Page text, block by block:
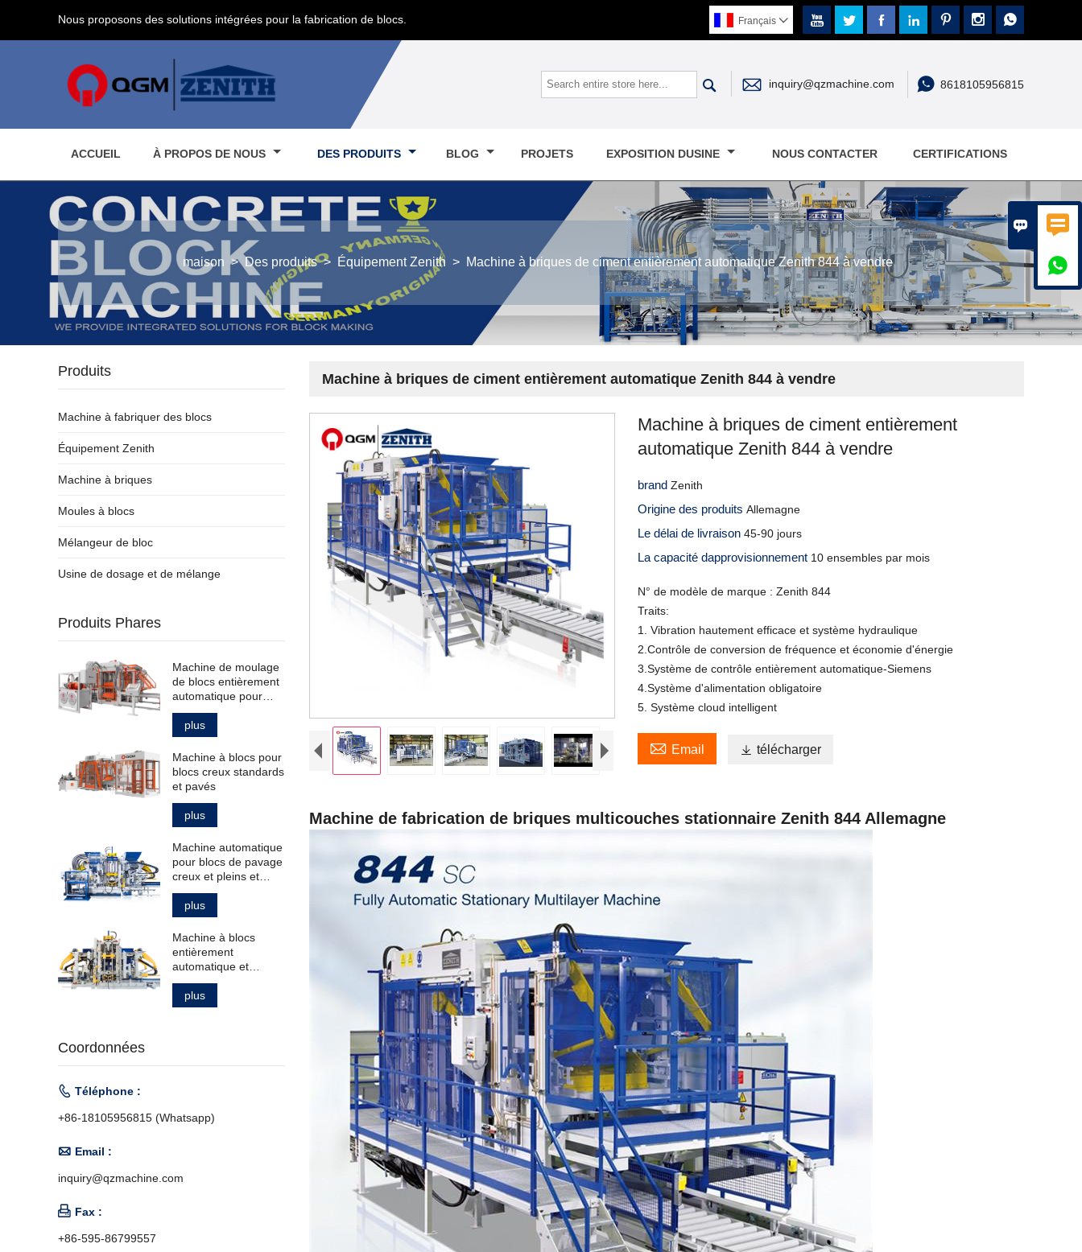
 

Nous proposons des solutions intégrées pour la fabrication de blocs.       
Français 
  inquiry@qzmachine.com  8618105956815
ACCUEIL À PROPOS DE NOUS DES PRODUITS BLOG PROJETS EXPOSITION DUSINE NOUS CONTACTER CERTIFICATIONS
maison > Des produits > Équipement Zenith > Machine à briques de ciment entièrement automatique Zenith 844 à vendre
Machine à briques de ciment entièrement automatique Zenith 844 à vendre
Machine à briques de ciment entièrement
automatique Zenith 844 à vendre
brandZenith
Origine des produitsAllemagne
Le délai de livraison45-90 jours
La capacité dapprovisionnement 10 ensembles par mois
N° de modèle de marque : Zenith 844
Traits:
1. Vibration hautement efficace et système hydraulique
2.Contrôle de conversion de fréquence et économie d'énergie
3.Système de contrôle entièrement automatique-Siemens
4.Système d'alimentation obligatoire
5. Système cloud intelligent
 Email  télécharger
Machine de fabrication de briques multicouches stationnaire Zenith 844 Allemagne
Produits
Machine à fabriquer des blocs
Équipement Zenith
Machine à briques
Moules à blocs
Mélangeur de bloc
Usine de dosage et de mélange
Produits Phares
Machine de moulage
de blocs entièrement
automatique pour
pavés creux standard
plus
Machine à blocs pour
blocs creux standards
et pavés
plus
Machine automatique
pour blocs de pavage
creux et pleins et
bordures de trottoir
plus
Machine à blocs
entièrement
automatique et
intelligente pour la
fabrication de
produits en béton
plus
Coordonnées
 Téléphone :
+86-18105956815 (Whatsapp)
 Email :
inquiry@qzmachine.com
 Fax :
+86-595-86799557